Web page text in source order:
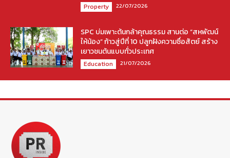
Property 22/07/2026
SPC บ่มเพาะต้นกล้าคุณธรรม สานต่อ “สหพัฒน์
ให้น้อง” ก้าวสู่ปีที่ 10 ปลูกฝังความซื่อสัตย์ สร้าง
เยาวชนต้นแบบทั่วประเทศ
Education 21/07/2026